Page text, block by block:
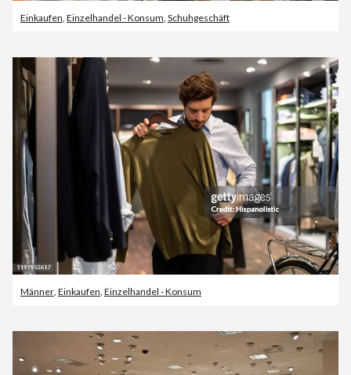
Einkaufen Einzelhandel - Konsum Schuhgeschäft
Männer, Einkaufen, Einzelhandel - Konsum